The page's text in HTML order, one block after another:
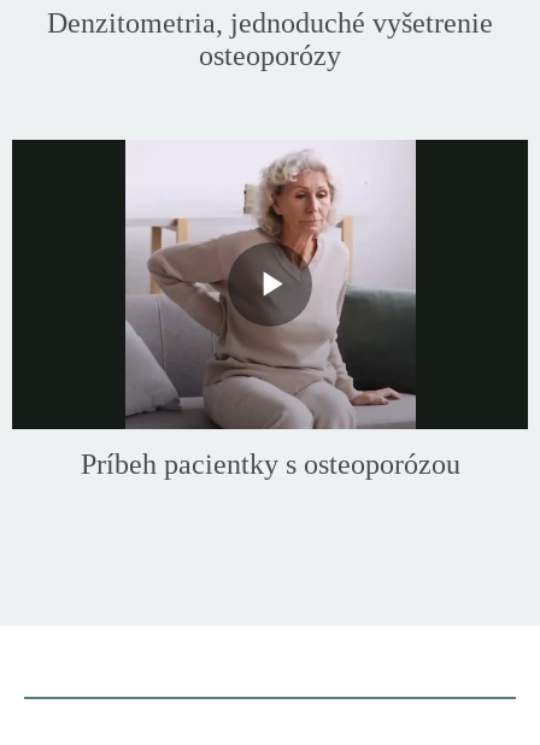
Denzitometria, jednoduché vyšetrenie
osteoporózy
Play
Video
Príbeh pacientky s osteoporózou